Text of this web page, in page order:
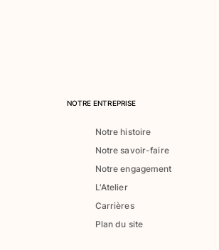
NOTRE ENTREPRISE
Notre histoire
Notre savoir-faire
Notre engagement
L'Atelier
Carrières
Plan du site